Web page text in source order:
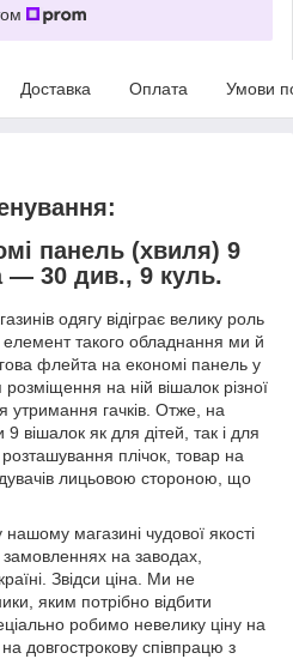
Доставка Оплата Умови
панель (хвиля) 9
— 30 див., 9 куль.
одягу відіграє велику роль
такого обладнання ми й
флейта на економі панель у
на ній вішалок різної
утримання гачків. Отже, на
вішалок як для дітей, так і для
плічок, товар на
лицьовою стороною, що
магазині чудової якості
на заводах,
Звідси ціна. Ми не
яким потрібно відбити
робимо невелику ціну на
на довгострокову співпрацю з